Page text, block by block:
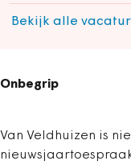
Bekijk alle
Onbegrip
Van Veldhuizen is